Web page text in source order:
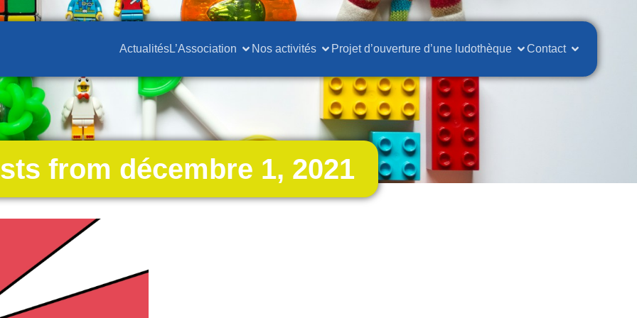
ActualitésL’Association Nos activités Projet d’ouverture d’une ludothèque Contact
from décembre 1, 2021